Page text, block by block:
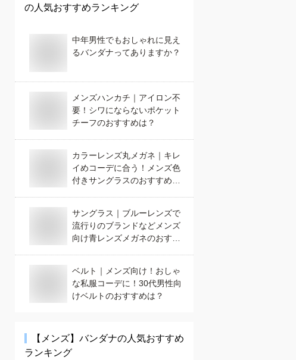
の人気おすすめランキング
中年男性でもおしゃれに見え
るバンダナってありますか？
メンズハンカチ｜アイロン不
要！シワにならないポケット
チーフのおすすめは？
カラーレンズ丸メガネ｜キレ
イめコーデに合う！メンズ色
付きサングラスのおすすめ
サングラス｜ブルーレンズで
流行りのブランドなどメンズ
向け青レンズメガネのおすす
ベルト｜メンズ向け！おしゃ
な私服コーデに！30代男性向
けベルトのおすすめは？
【メンズ】 バンダナの人気おすすめ
ランキング